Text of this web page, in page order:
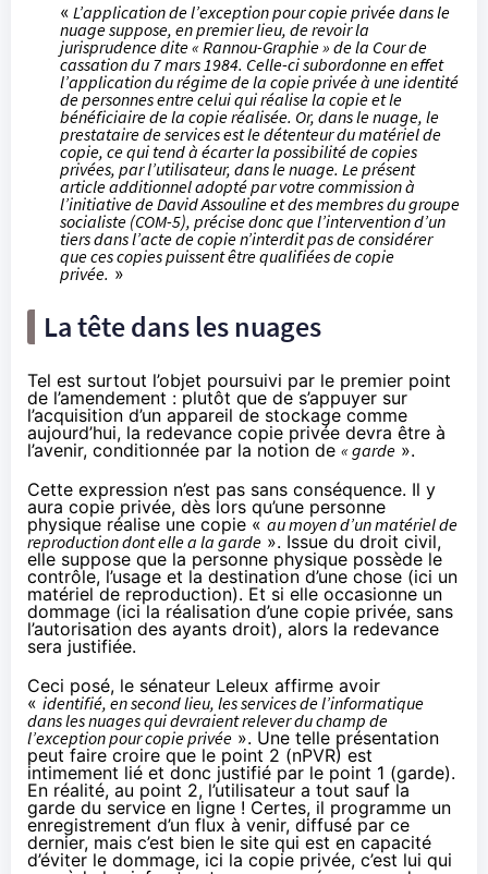
« L’application de l’exception pour copie privée dans le
nuage suppose, en premier lieu, de revoir la
jurisprudence dite « Rannou-Graphie » de la Cour de
cassation du 7 mars 1984. Celle-ci subordonne en effet
l’application du régime de la copie privée à une identité
de personnes entre celui qui réalise la copie et le
bénéficiaire de la copie réalisée. Or, dans le nuage, le
prestataire de services est le détenteur du matériel de
copie, ce qui tend à écarter la possibilité de copies
privées, par l’utilisateur, dans le nuage. Le présent
article additionnel adopté par votre commission à
l’initiative de David Assouline et des membres du groupe
socialiste (COM-5), précise donc que l’intervention d’un
tiers dans l’acte de copie n’interdit pas de considérer
que ces copies puissent être qualifiées de copie
privée. »
La tête dans les nuages
Tel est surtout l’objet poursuivi par le premier point
de l’amendement : plutôt que de s’appuyer sur
l’acquisition d’un appareil de stockage comme
aujourd’hui, la redevance copie privée devra être à
l’avenir, conditionnée par la notion de « garde ».
Cette expression n’est pas sans conséquence. Il y
aura copie privée, dès lors qu’une personne
physique réalise une copie « au moyen d’un matériel de
reproduction dont elle a la garde ». Issue du droit civil,
elle suppose que la personne physique possède le
contrôle, l’usage et la destination d’une chose (ici un
matériel de reproduction). Et si elle occasionne un
dommage (ici la réalisation d’une copie privée, sans
l’autorisation des ayants droit), alors la redevance
sera justifiée.
Ceci posé, le sénateur Leleux affirme avoir
« identifié, en second lieu, les services de l’informatique
dans les nuages qui devraient relever du champ de
l’exception pour copie privée ». Une telle présentation
peut faire croire que le point 2 (nPVR) est
intimement lié et donc justifié par le point 1 (garde).
En réalité, au point 2, l’utilisateur a tout sauf la
garde du service en ligne ! Certes, il programme un
enregistrement d’un flux à venir, diffusé par ce
dernier, mais c’est bien le site qui est en capacité
d’éviter le dommage, ici la copie privée, c’est lui qui